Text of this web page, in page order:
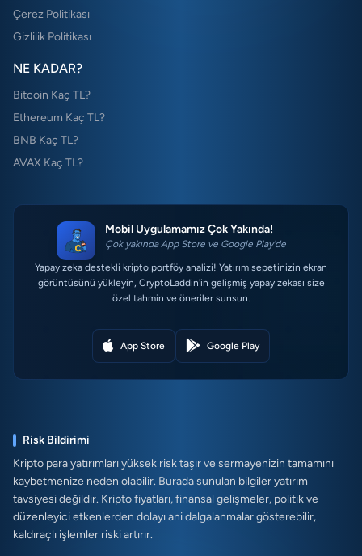
Çerez Politikası
Gizlilik Politikası
NE KADAR?
Bitcoin Kaç TL?
Ethereum Kaç TL?
BNB Kaç TL?
AVAX Kaç TL?
Mobil Uygulamamız Çok Yakında!
Çok yakında App Store ve Google Play'de
Yapay zeka destekli kripto portföy analizi! Yatırım sepetinizin ekran
görüntüsünü yükleyin, CryptoLaddin'in gelişmiş yapay zekası size
özel tahmin ve öneriler sunsun.
App Store Google Play
Risk Bildirimi
Kripto para yatırımları yüksek risk taşır ve sermayenizin tamamını
kaybetmenize neden olabilir. Burada sunulan bilgiler yatırım
tavsiyesi değildir. Kripto fiyatları, finansal gelişmeler, politik ve
düzenleyici etkenlerden dolayı ani dalgalanmalar gösterebilir,
kaldıraçlı işlemler riski artırır.